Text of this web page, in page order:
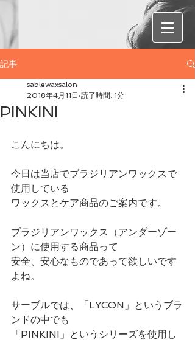
記事
PINKINI
sablewaxsalon
2018年4月11日 読了時間: 1分
こんにちは。
今日は当店でブラジリアンワックスで
使用している
ワックスとケア商品のご案内です。
ブラジリアンワックス（アンダーゾー
ン）に使用する商品って
安全、安心なものであって欲しいです
よね。
サーブルでは、「LYCON」というブラ
ンドの中でも
「PINKINI」というシリーズを使用し